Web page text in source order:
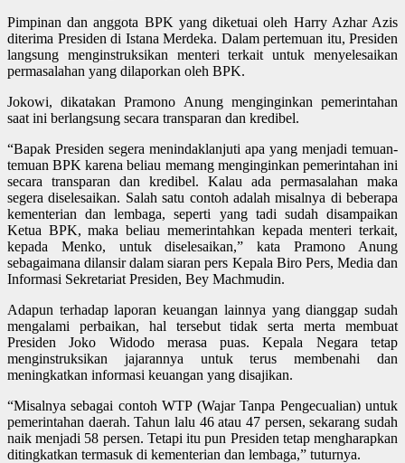
Pimpinan dan anggota BPK yang diketuai oleh Harry Azhar Azis
diterima Presiden di Istana Merdeka. Dalam pertemuan itu, Presiden
langsung menginstruksikan menteri terkait untuk menyelesaikan
permasalahan yang dilaporkan oleh BPK.
Jokowi, dikatakan Pramono Anung menginginkan pemerintahan
saat ini berlangsung secara transparan dan kredibel.
“Bapak Presiden segera menindaklanjuti apa yang menjadi temuan-
temuan BPK karena beliau memang menginginkan pemerintahan ini
secara transparan dan kredibel. Kalau ada permasalahan maka
segera diselesaikan. Salah satu contoh adalah misalnya di beberapa
kementerian dan lembaga, seperti yang tadi sudah disampaikan
Ketua BPK, maka beliau memerintahkan kepada menteri terkait,
kepada Menko, untuk diselesaikan,” kata Pramono Anung
sebagaimana dilansir dalam siaran pers Kepala Biro Pers, Media dan
Informasi Sekretariat Presiden, Bey Machmudin.
Adapun terhadap laporan keuangan lainnya yang dianggap sudah
mengalami perbaikan, hal tersebut tidak serta merta membuat
Presiden Joko Widodo merasa puas. Kepala Negara tetap
menginstruksikan jajarannya untuk terus membenahi dan
meningkatkan informasi keuangan yang disajikan.
“Misalnya sebagai contoh WTP (Wajar Tanpa Pengecualian) untuk
pemerintahan daerah. Tahun lalu 46 atau 47 persen, sekarang sudah
naik menjadi 58 persen. Tetapi itu pun Presiden tetap mengharapkan
ditingkatkan termasuk di kementerian dan lembaga,” tuturnya.